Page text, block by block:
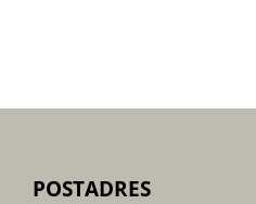
POSTADRES